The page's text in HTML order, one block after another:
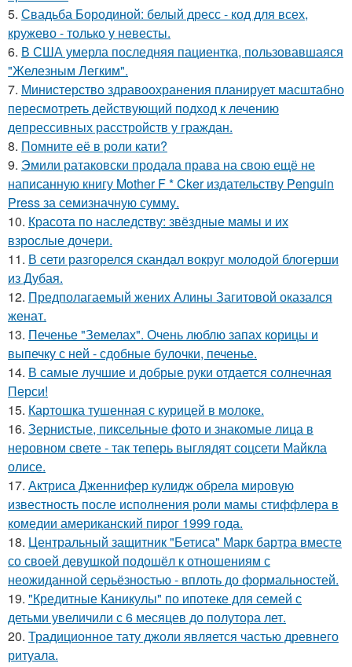
5. Свадьба Бородиной: белый дресс - код для всех,
кружево - только у невесты.
6. В США умерла последняя пациентка, пользовавшаяся
"Железным Легким".
7. Министерство здравоохранения планирует масштабно
пересмотреть действующий подход к лечению
депрессивных расстройств у граждан.
8. Помните её в роли кати?
9. Эмили ратаковски продала права на свою ещё не
написанную книгу Mother F * Cker издательству Penguin
Press за семизначную сумму.
10. Красота по наследству: звёздные мамы и их
взрослые дочери.
11. В сети разгорелся скандал вокруг молодой блогерши
из Дубая.
12. Предполагаемый жених Алины Загитовой оказался
женат.
13. Печенье "Земелах". Очень люблю запах корицы и
выпечку с ней - сдобные булочки, печенье.
14. В самые лучшие и добрые руки отдается солнечная
Перси!
15. Картошка тушенная с курицей в молоке.
16. Зернистые, пиксельные фото и знакомые лица в
неровном свете - так теперь выглядят соцсети Майкла
олисе.
17. Актриса Дженнифер кулидж обрела мировую
известность после исполнения роли мамы стиффлера в
комедии американский пирог 1999 года.
18. Центральный защитник "Бетиса" Марк бартра вместе
со своей девушкой подошёл к отношениям с
неожиданной серьёзностью - вплоть до формальностей.
19. "Кредитные Каникулы" по ипотеке для семей с
детьми увеличили с 6 месяцев до полутора лет.
20. Традиционное тату джоли является частью древнего
ритуала.